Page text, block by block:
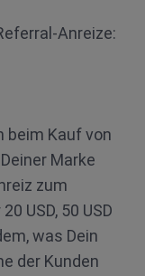
Anreize:
beim Kauf von
Marke
zum
USD, 50 USD
was Dein
der Kunden